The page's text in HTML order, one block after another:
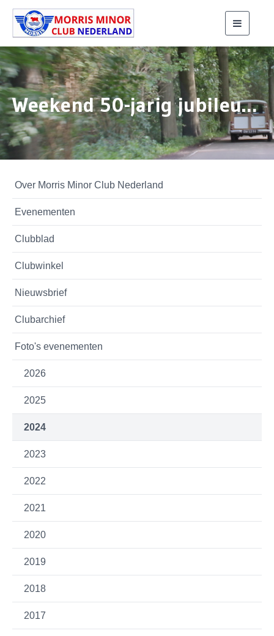
Weekend 50-jarig jubileum 2024 bijdrage Henk Bannink
Over Morris Minor Club Nederland
Evenementen
Clubblad
Clubwinkel
Nieuwsbrief
Clubarchief
Foto's evenementen
2026
2025
2024
2023
2022
2021
2020
2019
2018
2017